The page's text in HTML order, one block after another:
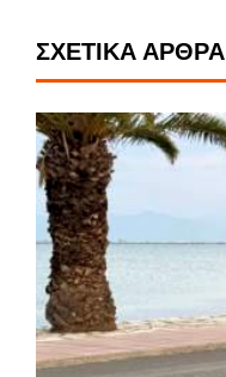
ΣΧΕΤΙΚΆ ΆΡΘΡΑ